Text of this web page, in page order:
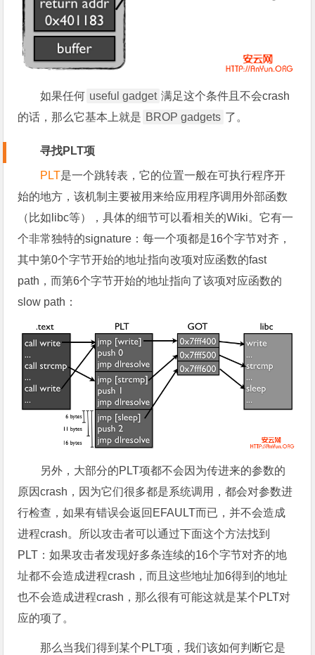
如果任何 useful gadget 满足这个条件且不会crash
的话，那么它基本上就是 BROP gadgets 了。
寻找PLT项
PLT是一个跳转表，它的位置一般在可执行程序开
始的地方，该机制主要被用来给应用程序调用外部函数
（比如libc等），具体的细节可以看相关的Wiki。它有一
个非常独特的signature：每一个项都是16个字节对齐，
其中第0个字节开始的地址指向改项对应函数的fast
path，而第6个字节开始的地址指向了该项对应函数的
slow path：
另外，大部分的PLT项都不会因为传进来的参数的
原因crash，因为它们很多都是系统调用，都会对参数进
行检查，如果有错误会返回EFAULT而已，并不会造成
进程crash。所以攻击者可以通过下面这个方法找到
PLT：如果攻击者发现好多条连续的16个字节对齐的地
址都不会造成进程crash，而且这些地址加6得到的地址
也不会造成进程crash，那么很有可能这就是某个PLT对
应的项了。
那么当我们得到某个PLT项，我们该如何判断它是